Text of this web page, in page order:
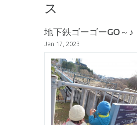
ス
地下鉄ゴーゴーGO～♪
Jan 17, 2023